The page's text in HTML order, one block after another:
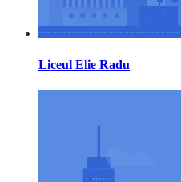
Liceul Elie Radu